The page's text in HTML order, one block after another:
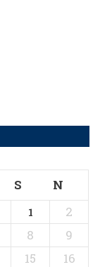
S N
1
2
8
9
15
16